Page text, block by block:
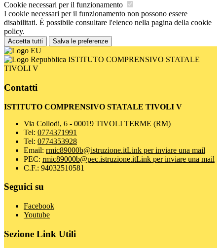
Cookie necessari per il funzionamento
I cookie necessari per il funzionamento non possono essere
disabilitati. È possibile consultare l'elenco nella pagina della cookie
policy.
Accetta tutti Salva le preferenze
ISTITUTO COMPRENSIVO STATALE
TIVOLI V
Contatti
ISTITUTO COMPRENSIVO STATALE TIVOLI V
Via Collodi, 6 - 00019 TIVOLI TERME (RM)
Tel: 0774371991
Tel: 0774353928
Email: rmic89000b@istruzione.itLink per inviare una mail
PEC: rmic89000b@pec.istruzione.itLink per inviare una mail
C.F.: 94032510581
Seguici su
Facebook
Youtube
Sezione Link Utili